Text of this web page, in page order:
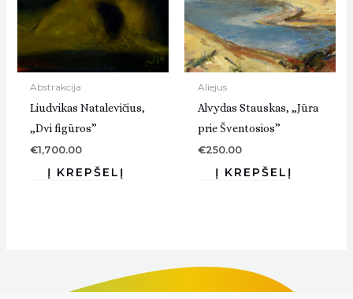
Abstrakcija
Liudvikas Natalevičius,
„Dvi figūros”
€1,700.00
Aliejus
Alvydas Stauskas, „Jūra
prie Šventosios”
€250.00